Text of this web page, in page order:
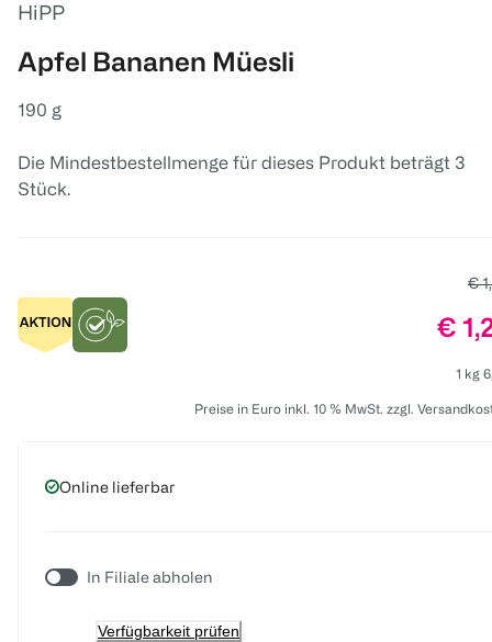
HiPP
Apfel Bananen Müesli
190 g
Die Mindestbestellmenge für dieses Produkt beträgt 3
Stück.
€
€
1 kg
Preise in Euro inkl. 10 % MwSt. zzgl.
Online lieferbar
In Filiale abholen
Verfügbarkeit prüfen